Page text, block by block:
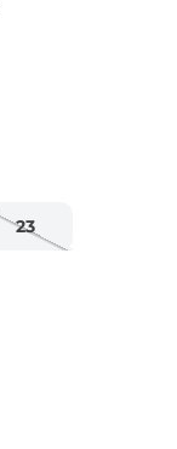
23